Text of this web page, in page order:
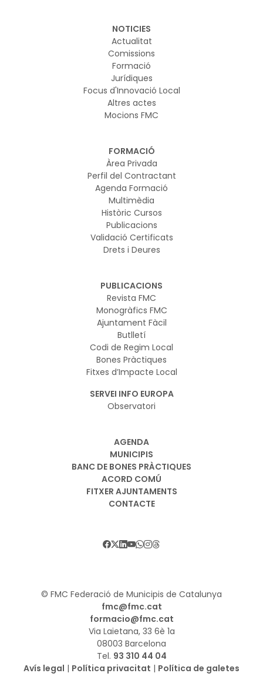
NOTICIES
Actualitat
Comissions
Formació
Jurídiques
Focus d'Innovació Local
Altres actes
Mocions FMC
FORMACIÓ
Àrea Privada
Perfil del Contractant
Agenda Formació
Multimèdia
Històric Cursos
Publicacions
Validació Certificats
Drets i Deures
PUBLICACIONS
Revista FMC
Monogràfics FMC
Ajuntament Fàcil
Butlletí
Codi de Regim Local
Bones Pràctiques
Fitxes d’Impacte Local
SERVEI INFO EUROPA
Observatori
AGENDA
MUNICIPIS
BANC DE BONES PRÀCTIQUES
ACORD COMÚ
FITXER AJUNTAMENTS
CONTACTE
© FMC Federació de Municipis de Catalunya
fmc@fmc.cat
formacio@fmc.cat
Via Laietana, 33 6è 1a
08003 Barcelona
Tel. 93 310 44 04
Avís legal | Política privacitat | Política de galetes